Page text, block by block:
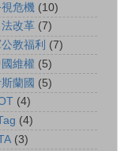
危機 (10)
改革 (7)
教福利 (7)
維權 (5)
蘭國 (5)
(4)
(4)
(3)